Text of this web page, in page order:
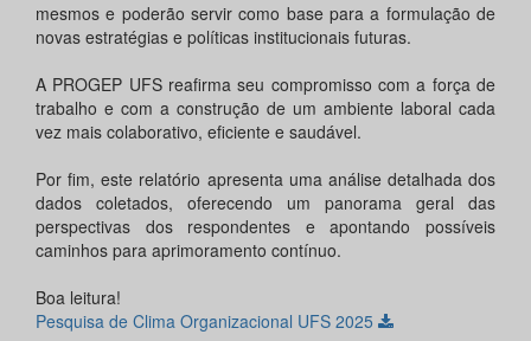
mesmos e poderão servir como base para a formulação de
novas estratégias e políticas institucionais futuras.
A PROGEP UFS reafirma seu compromisso com a força de
trabalho e com a construção de um ambiente laboral cada
vez mais colaborativo, eficiente e saudável.
Por fim, este relatório apresenta uma análise detalhada dos
dados coletados, oferecendo um panorama geral das
perspectivas dos respondentes e apontando possíveis
caminhos para aprimoramento contínuo.
Boa leitura!
Pesquisa de Clima Organizacional UFS 2025